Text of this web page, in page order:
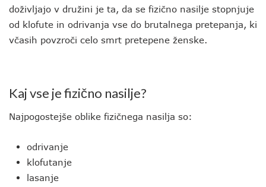
doživljajo v družini je ta, da se fizično nasilje stopnjuje
od klofute in odrivanja vse do brutalnega pretepanja, ki
včasih povzroči celo smrt pretepene ženske.
Kaj vse je fizično nasilje?
Najpogostejše oblike fizičnega nasilja so:
odrivanje
klofutanje
lasanje